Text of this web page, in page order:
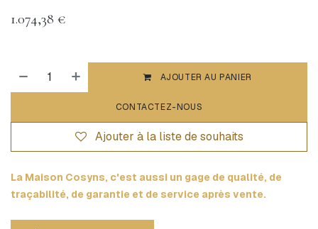
1.074,38 €
AJOUTER AU PANIER
CONTACTEZ-NOUS
Ajouter à la liste de souhaits
La Maison Cosyns, c'est aussi un gage de qualité, de
traçabilité, de garantie et de service après vente.